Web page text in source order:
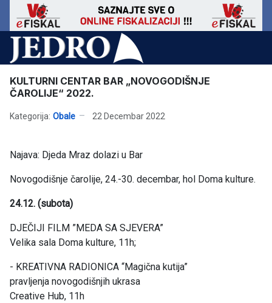
KULTURNI CENTAR BAR „NOVOGODIŠNJE
ČAROLIJE“ 2022.
Kategorija: Obale 22 Decembar 2022
Najava: Djeda Mraz dolazi u Bar
Novogodišnje čarolije, 24.-30. decembar, hol Doma kulture.
24.12. (subota)
DJEČIJI FILM ”MEDA SA SJEVERA”
Velika sala Doma kulture, 11h;
- KREATIVNA RADIONICA “Magična kutija”
pravljenja novogodišnjih ukrasa
Creative Hub, 11h